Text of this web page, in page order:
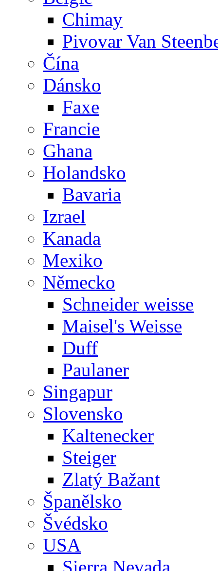
Chimay
Pivovar Van
Čína
Dánsko
Faxe
Francie
Ghana
Holandsko
Bavaria
Izrael
Kanada
Mexiko
Německo
Schneider weisse
Maisel's Weisse
Duff
Paulaner
Singapur
Slovensko
Kaltenecker
Steiger
Zlatý Bažant
Španělsko
Švédsko
USA